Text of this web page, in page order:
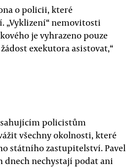
o policii, které
„Vyklizení“ nemovitosti
je vyhrazeno pouze
exekutora asistovat,“
policistům
všechny okolnosti, které
státního zastupitelství. Pavel
dnech nechystají podat ani